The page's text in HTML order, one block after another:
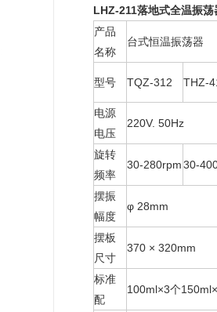
LHZ-211落地式全温振荡
产品
名称
台式恒温振荡器
型号 TQZ-312 THZ-
电源
电压
220V. 50Hz
旋转
频率
30-280rpm30-
摆振
幅度
φ 28mm
摆板
尺寸
370 × 320mm
标准
配
100ml×3个